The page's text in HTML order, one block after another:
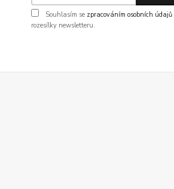
Souhlasím se zpracováním osobních údajů
rozesílky newsletteru.